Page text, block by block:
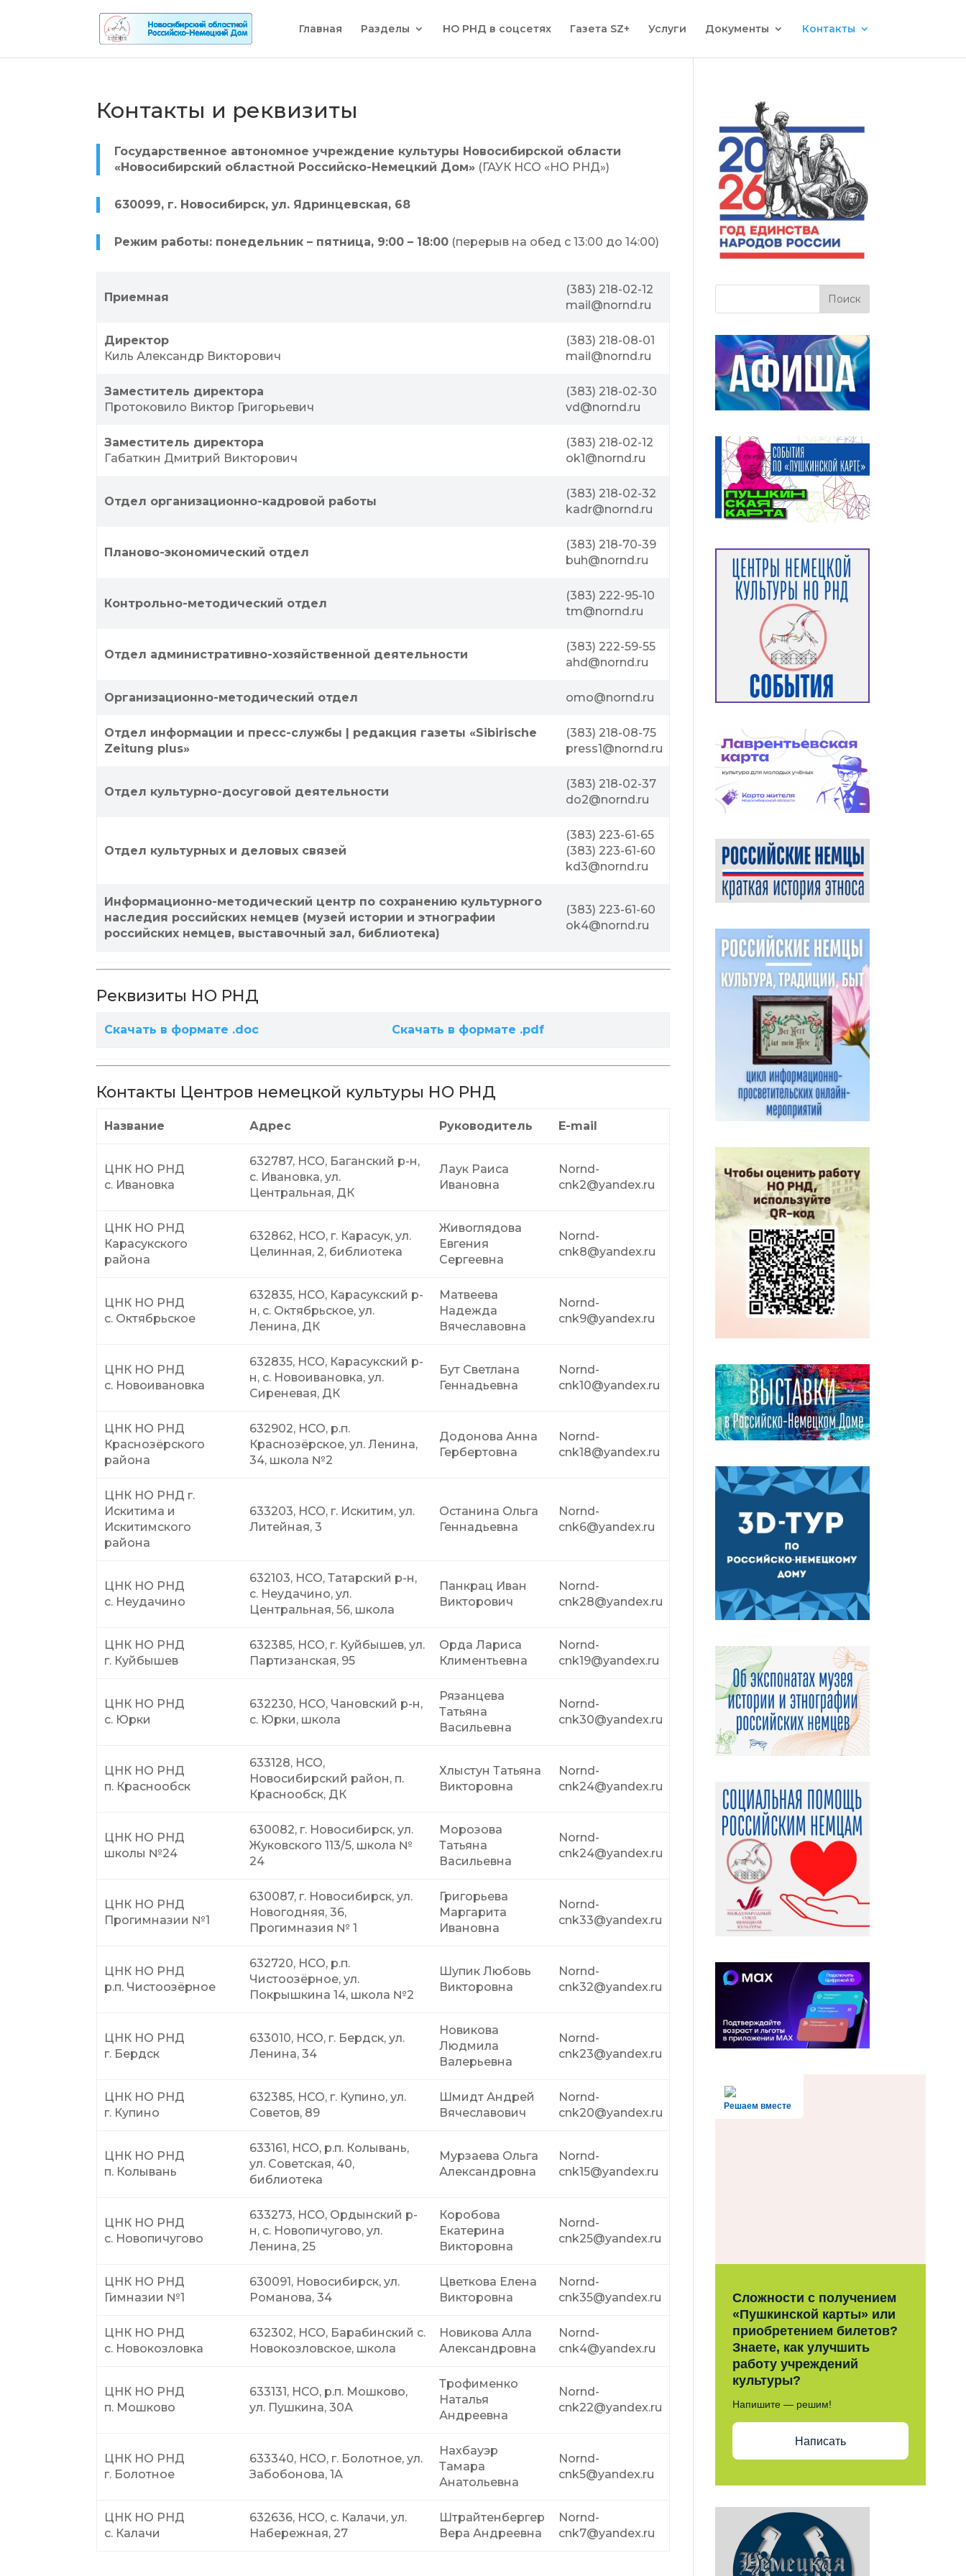
Главная Разделы НО РНД в соцсетях Газета SZ+ Услуги Документы Контакты
Контакты и реквизиты
Государственное автономное учреждение культуры Новосибирской области
«Новосибирский областной Российско-Немецкий Дом» (ГАУК НСО «НО РНД»)
630099, г. Новосибирск, ул. Ядринцевская, 68
Режим работы: понедельник – пятница, 9:00 – 18:00 (перерыв на обед с 13:00 до 14:00)
Приемная
(383) 218-02-12
mail@nornd.ru
Директор
Киль Александр Викторович
(383) 218-08-01
mail@nornd.ru
Заместитель директора
Протоковило Виктор Григорьевич
(383) 218-02-30
vd@nornd.ru
Заместитель директора
Габаткин Дмитрий Викторович
(383) 218-02-12
ok1@nornd.ru
Отдел организационно-кадровой работы
(383) 218-02-32
kadr@nornd.ru
Планово-экономический отдел
(383) 218-70-39
buh@nornd.ru
Контрольно-методический отдел
(383) 222-95-10
tm@nornd.ru
Отдел административно-хозяйственной деятельности
(383) 222-59-55
ahd@nornd.ru
Организационно-методический отдел omo@nornd.ru
Отдел информации и пресс-службы | редакция газеты «Sibirische
Zeitung plus»
(383) 218-08-75
press1@nornd.ru
Отдел культурно-досуговой деятельности
(383) 218-02-37
do2@nornd.ru
Отдел культурных и деловых связей
(383) 223-61-65
(383) 223-61-60
kd3@nornd.ru
Информационно-методический центр по сохранению культурного
наследия российских немцев (музей истории и этнографии
российских немцев, выставочный зал, библиотека)
(383) 223-61-60
ok4@nornd.ru
Реквизиты НО РНД
Скачать в формате .doc Скачать в формате .pdf
Контакты Центров немецкой культуры НО РНД
Название Адрес Руководитель E-mail
ЦНК НО РНД
с. Ивановка
632787, НСО, Баганский р-н,
с. Ивановка, ул.
Центральная, ДК
Лаук Раиса
Ивановна
Nornd-
cnk2@yandex.ru
ЦНК НО РНД
Карасукского
района
632862, НСО, г. Карасук, ул.
Целинная, 2, библиотека
Живоглядова
Евгения
Сергеевна
Nornd-
cnk8@yandex.ru
ЦНК НО РНД
с. Октябрьское
632835, НСО, Карасукский р-
н, с. Октябрьское, ул.
Ленина, ДК
Матвеева
Надежда
Вячеславовна
Nornd-
cnk9@yandex.ru
ЦНК НО РНД
с. Новоивановка
632835, НСО, Карасукский р-
н, с. Новоивановка, ул.
Сиреневая, ДК
Бут Светлана
Геннадьевна
Nornd-
cnk10@yandex.ru
ЦНК НО РНД
Краснозёрского
района
632902, НСО, р.п.
Краснозёрское, ул. Ленина,
34, школа №2
Додонова Анна
Гербертовна
Nornd-
cnk18@yandex.ru
ЦНК НО РНД г.
Искитима и
Искитимского
района
633203, НСО, г. Искитим, ул.
Литейная, 3
Останина Ольга
Геннадьевна
Nornd-
cnk6@yandex.ru
ЦНК НО РНД
с. Неудачино
632103, НСО, Татарский р-н,
с. Неудачино, ул.
Центральная, 56, школа
Панкрац Иван
Викторович
Nornd-
cnk28@yandex.ru
ЦНК НО РНД
г. Куйбышев
632385, НСО, г. Куйбышев, ул.
Партизанская, 95
Орда Лариса
Климентьевна
Nornd-
cnk19@yandex.ru
ЦНК НО РНД
с. Юрки
632230, НСО, Чановский р-н,
с. Юрки, школа
Рязанцева
Татьяна
Васильевна
Nornd-
cnk30@yandex.ru
ЦНК НО РНД
п. Краснообск
633128, НСО,
Новосибирский район, п.
Краснообск, ДК
Хлыстун Татьяна
Викторовна
Nornd-
cnk24@yandex.ru
ЦНК НО РНД
школы №24
630082, г. Новосибирск, ул.
Жуковского 113/5, школа №
24
Морозова
Татьяна
Васильевна
Nornd-
cnk24@yandex.ru
ЦНК НО РНД
Прогимназии №1
630087, г. Новосибирск, ул.
Новогодняя, 36,
Прогимназия № 1
Григорьева
Маргарита
Ивановна
Nornd-
cnk33@yandex.ru
ЦНК НО РНД
р.п. Чистоозёрное
632720, НСО, р.п.
Чистоозёрное, ул.
Покрышкина 14, школа №2
Шупик Любовь
Викторовна
Nornd-
cnk32@yandex.ru
ЦНК НО РНД
г. Бердск
633010, НСО, г. Бердск, ул.
Ленина, 34
Новикова
Людмила
Валерьевна
Nornd-
cnk23@yandex.ru
ЦНК НО РНД
г. Купино
632385, НСО, г. Купино, ул.
Советов, 89
Шмидт Андрей
Вячеславович
Nornd-
cnk20@yandex.ru
ЦНК НО РНД
п. Колывань
633161, НСО, р.п. Колывань,
ул. Советская, 40,
библиотека
Мурзаева Ольга
Александровна
Nornd-
cnk15@yandex.ru
ЦНК НО РНД
с. Новопичугово
633273, НСО, Ордынский р-
н, с. Новопичугово, ул.
Ленина, 25
Коробова
Екатерина
Викторовна
Nornd-
cnk25@yandex.ru
ЦНК НО РНД
Гимназии №1
630091, Новосибирск, ул.
Романова, 34
Цветкова Елена
Викторовна
Nornd-
cnk35@yandex.ru
ЦНК НО РНД
с. Новокозловка
632302, НСО, Барабинский c.
Новокозловское, школа
Новикова Алла
Александровна
Nornd-
cnk4@yandex.ru
ЦНК НО РНД
п. Мошково
633131, НСО, р.п. Мошково,
ул. Пушкина, 30А
Трофименко
Наталья
Андреевна
Nornd-
cnk22@yandex.ru
ЦНК НО РНД
г. Болотное
633340, НСО, г. Болотное, ул.
Забобонова, 1А
Нахбауэр
Тамара
Анатольевна
Nornd-
cnk5@yandex.ru
ЦНК НО РНД
с. Калачи
632636, НСО, с. Калачи, ул.
Набережная, 27
Штрайтенбергер
Вера Андреевна
Nornd-
cnk7@yandex.ru
Решаем вместе
Сложности с получением
«Пушкинской карты» или
приобретением билетов?
Знаете, как улучшить
работу учреждений
культуры?
Напишите — решим!
Написать